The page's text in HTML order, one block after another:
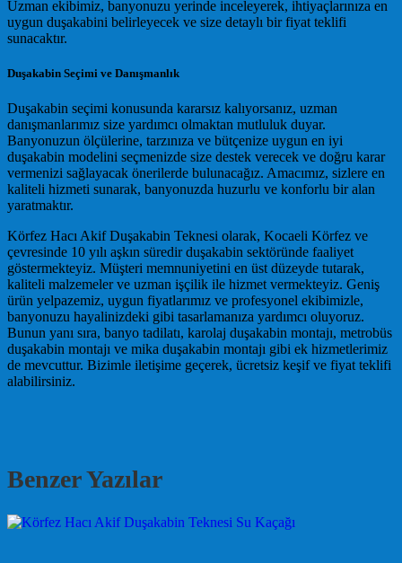
Uzman ekibimiz, banyonuzu yerinde inceleyerek, ihtiyaçlarınıza en
uygun duşakabini belirleyecek ve size detaylı bir fiyat teklifi
sunacaktır.
Duşakabin Seçimi ve Danışmanlık
Duşakabin seçimi konusunda kararsız kalıyorsanız, uzman
danışmanlarımız size yardımcı olmaktan mutluluk duyar.
Banyonuzun ölçülerine, tarzınıza ve bütçenize uygun en iyi
duşakabin modelini seçmenizde size destek verecek ve doğru karar
vermenizi sağlayacak önerilerde bulunacağız. Amacımız, sizlere en
kaliteli hizmeti sunarak, banyonuzda huzurlu ve konforlu bir alan
yaratmaktır.
Körfez Hacı Akif Duşakabin Teknesi olarak, Kocaeli Körfez ve
çevresinde 10 yılı aşkın süredir duşakabin sektöründe faaliyet
göstermekteyiz. Müşteri memnuniyetini en üst düzeyde tutarak,
kaliteli malzemeler ve uzman işçilik ile hizmet vermekteyiz. Geniş
ürün yelpazemiz, uygun fiyatlarımız ve profesyonel ekibimizle,
banyonuzu hayalinizdeki gibi tasarlamanıza yardımcı oluyoruz.
Bunun yanı sıra, banyo tadilatı, karolaj duşakabin montajı, metrobüs
duşakabin montajı ve mika duşakabin montajı gibi ek hizmetlerimiz
de mevcuttur. Bizimle iletişime geçerek, ücretsiz keşif ve fiyat teklifi
alabilirsiniz.
Benzer Yazılar